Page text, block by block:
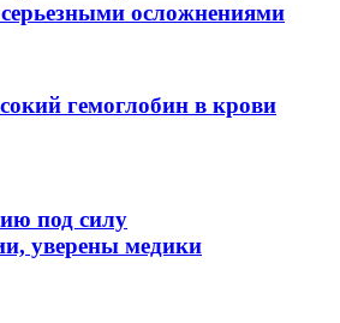
осложнениями
гемоглобин в крови
под силу
уверены медики